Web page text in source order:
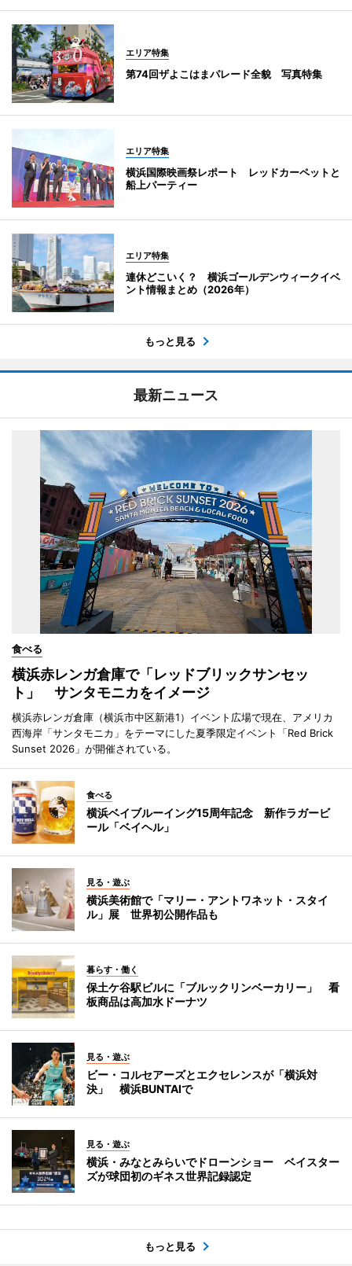
エリア特集
第74回ザよこはまパレード全貌 写真特集
エリア特集
横浜国際映画祭レポート レッドカーペットと
船上パーティー
エリア特集
連休どこいく？ 横浜ゴールデンウィークイベ
ント情報まとめ（2026年）
もっと見る
最新ニュース
食べる
横浜赤レンガ倉庫で「レッドブリックサンセッ
ト」 サンタモニカをイメージ
横浜赤レンガ倉庫（横浜市中区新港1）イベント広場で現在、アメリカ
西海岸「サンタモニカ」をテーマにした夏季限定イベント「Red Brick
Sunset 2026」が開催されている。
食べる
横浜ベイブルーイング15周年記念 新作ラガービ
ール「ベイヘル」
見る・遊ぶ
横浜美術館で「マリー・アントワネット・スタイ
ル」展 世界初公開作品も
暮らす・働く
保土ケ谷駅ビルに「ブルックリンベーカリー」 看
板商品は高加水ドーナツ
見る・遊ぶ
ビー・コルセアーズとエクセレンスが「横浜対
決」 横浜BUNTAIで
見る・遊ぶ
横浜・みなとみらいでドローンショー ベイスター
ズが球団初のギネス世界記録認定
もっと見る